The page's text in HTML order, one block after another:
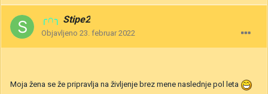
╭∩╮ Stipe2
Objavljeno 23. februar 2022
Moja žena se že pripravlja na življenje brez mene naslednje pol leta